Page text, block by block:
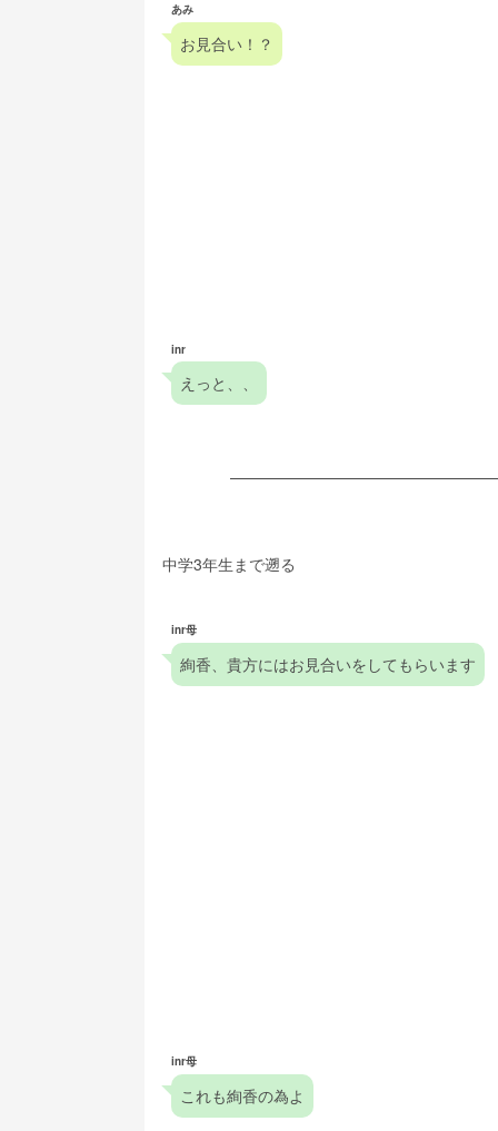
あみ
お見合い！？
inr
えっと、、
中学3年生まで遡る
inr母
絢香、貴方にはお見合いをしてもらいます
inr母
これも絢香の為よ